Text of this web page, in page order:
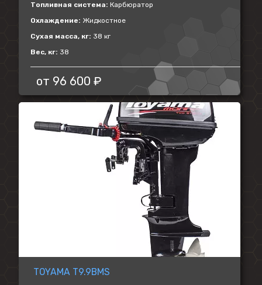
Топливная система: Карбюратор
Охлаждение: Жидкостное
Сухая масса, кг: 38 кг
Вес, кг: 38
от 96 600 ₽
TOYAMA T9.9BMS